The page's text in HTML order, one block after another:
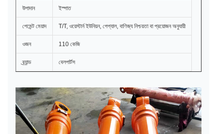
উপাদান ইস্পাত
পেমেন্ট মেয়াদ T/T, ওয়েস্টার্ন ইউনিয়ন, পেপ্যাল, বাণিজ্য নিশ্চয়তা বা প্রয়োজন অনুযায়ী
ওজন 110 কেজি
ব্র্যান্ড বেলপার্টস